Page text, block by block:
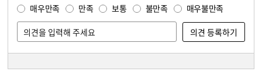
매우만족 만족 보통 불만족 매우불만족